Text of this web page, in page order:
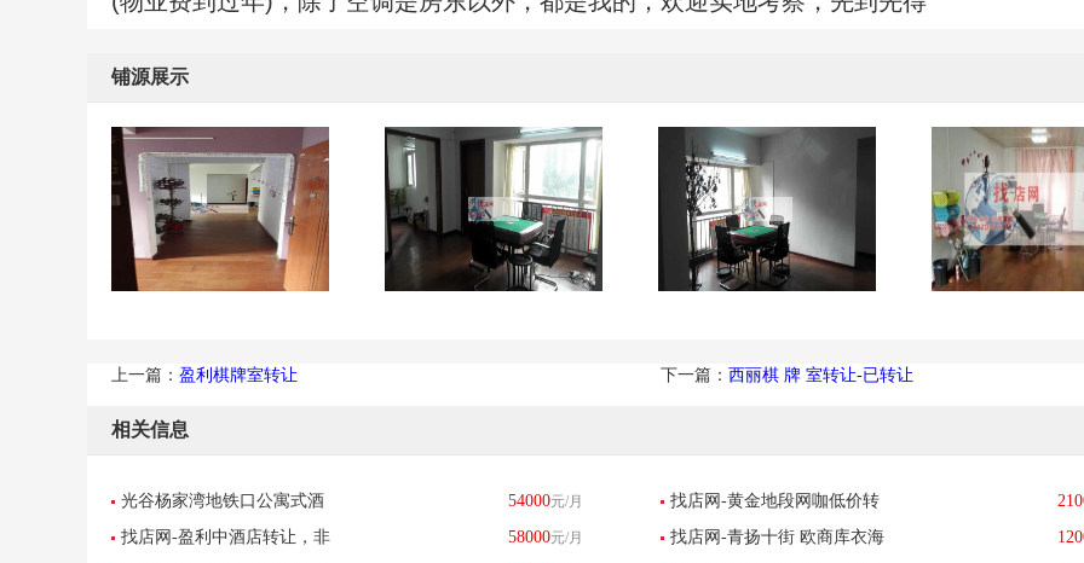
铺源展示
上一篇： 盈利棋牌室转让 下一篇： 西丽棋 牌 室转让-已转让
相关信息
光谷杨家湾地铁口公寓式酒
店诚心转让可上门考察
54000元/月 找店网-黄金地段网咖低价转
让整转空转合伙开都行
找店网-盈利中酒店转让，非
58000元/月 找店网-青扬十街 欧商库衣海